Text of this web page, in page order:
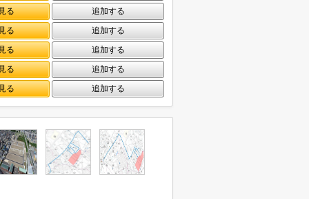
る
追加する
る
追加する
る
追加する
る
追加する
る
追加する